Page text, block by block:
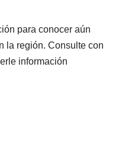
para conocer aún
la región. Consulte con
información